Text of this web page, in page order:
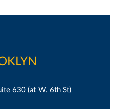
630 (at W. 6th St)